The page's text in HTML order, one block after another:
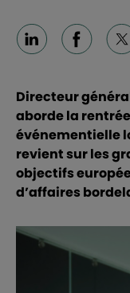
Linkedin X
Directeur
aborde la
événementielle
revient sur les
objectifs
d’affaires